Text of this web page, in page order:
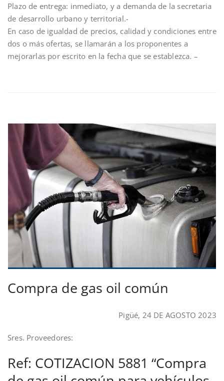
Plazo de entrega: inmediato, y a demanda de la secretaria
de desarrollo urbano y territorial.-
En caso de igualdad de precios, calidad y condiciones entre
dos o más ofertas, se llamarán a los proponentes a
mejorarlas por escrito en la fecha que se establezca. –
Compra de gas oil común
Pigüé, 24 DE AGOSTO 2023
Sres. Proveedores:
Ref: COTIZACION 5881 “Compra